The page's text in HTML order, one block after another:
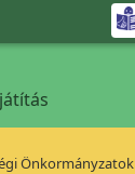
Önkormányzatok